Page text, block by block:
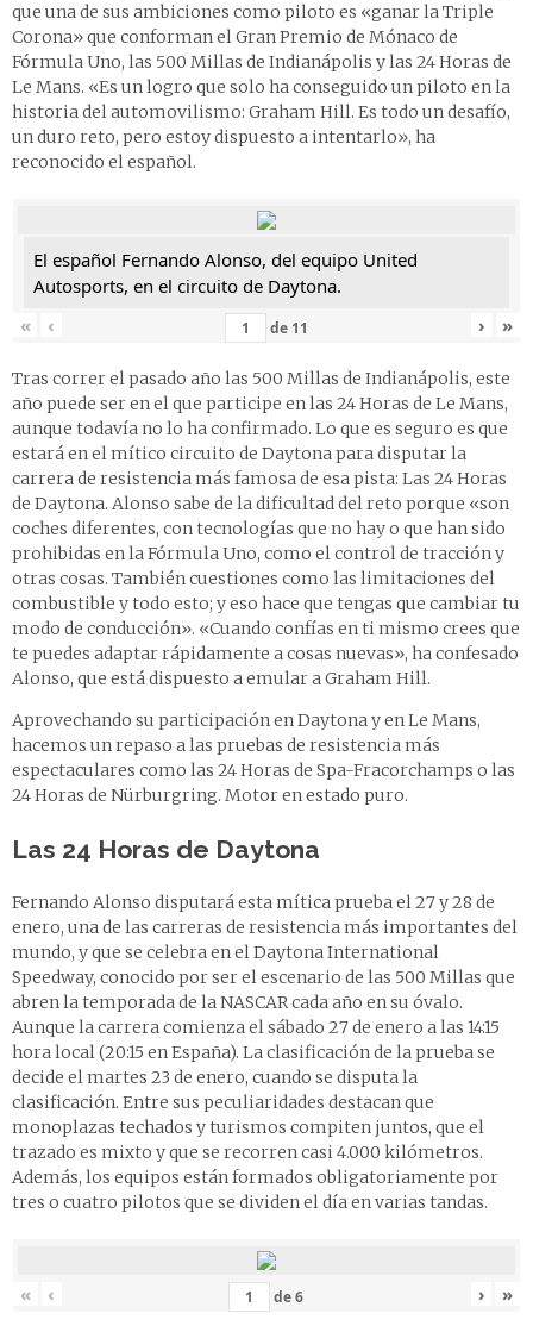
que una de sus ambiciones como piloto es «ganar la Triple
Corona» que conforman el Gran Premio de Mónaco de
Fórmula Uno, las 500 Millas de Indianápolis y las 24 Horas de
Le Mans. «Es un logro que solo ha conseguido un piloto en la
historia del automovilismo: Graham Hill. Es todo un desafío,
un duro reto, pero estoy dispuesto a intentarlo», ha
reconocido el español.
El español Fernando Alonso, del equipo United
Autosports, en el circuito de Daytona.
«
‹ de 11 › »
Tras correr el pasado año las 500 Millas de Indianápolis, este
año puede ser en el que participe en las 24 Horas de Le Mans,
aunque todavía no lo ha confirmado. Lo que es seguro es que
estará en el mítico circuito de Daytona para disputar la
carrera de resistencia más famosa de esa pista: Las 24 Horas
de Daytona. Alonso sabe de la dificultad del reto porque «son
coches diferentes, con tecnologías que no hay o que han sido
prohibidas en la Fórmula Uno, como el control de tracción y
otras cosas. También cuestiones como las limitaciones del
combustible y todo esto; y eso hace que tengas que cambiar tu
modo de conducción». «Cuando confías en ti mismo crees que
te puedes adaptar rápidamente a cosas nuevas», ha confesado
Alonso, que está dispuesto a emular a Graham Hill.
Aprovechando su participación en Daytona y en Le Mans,
hacemos un repaso a las pruebas de resistencia más
espectaculares como las 24 Horas de Spa-Fracorchamps o las
24 Horas de Nürburgring. Motor en estado puro.
Las 24 Horas de Daytona
Fernando Alonso disputará esta mítica prueba el 27 y 28 de
enero, una de las carreras de resistencia más importantes del
mundo, y que se celebra en el Daytona International
Speedway, conocido por ser el escenario de las 500 Millas que
abren la temporada de la NASCAR cada año en su óvalo.
Aunque la carrera comienza el sábado 27 de enero a las 14:15
hora local (20:15 en España). La clasificación de la prueba se
decide el martes 23 de enero, cuando se disputa la
clasificación. Entre sus peculiaridades destacan que
monoplazas techados y turismos compiten juntos, que el
trazado es mixto y que se recorren casi 4.000 kilómetros.
Además, los equipos están formados obligatoriamente por
tres o cuatro pilotos que se dividen el día en varias tandas.
« ‹ de6 › »